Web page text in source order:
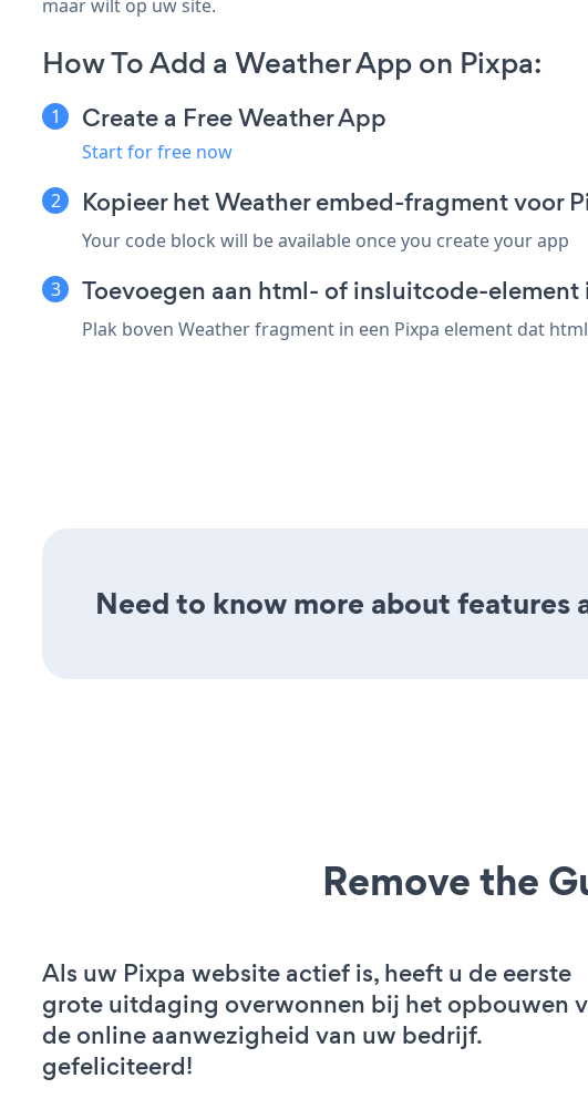
maar wilt op uw site.
How To Add a Weather App on Pixpa:
Create a Free Weather App
Start for free now
Kopieer het Weather embed-fragment voor
Your code block will be available once you create your app
Toevoegen aan html- of insluitcode-
Plak boven Weather fragment in een Pixpa element dat
Need to know more about features
Remove the
Als uw Pixpa website actief is, heeft u de eerste
grote uitdaging overwonnen bij het opbouwen
de online aanwezigheid van uw bedrijf.
gefeliciteerd!